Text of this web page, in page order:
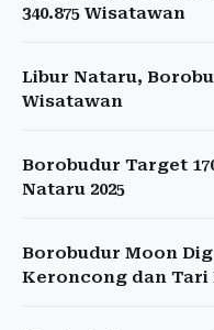
340.875 Wisatawan
Libur Nataru,
Wisatawan
Borobudur Target
Nataru 2025
Borobudur Moon
Keroncong dan